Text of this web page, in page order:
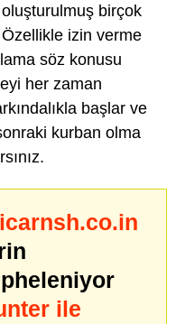
birçok
izin verme
söz konusu
her zaman
başlar ve
kurban olma
ile